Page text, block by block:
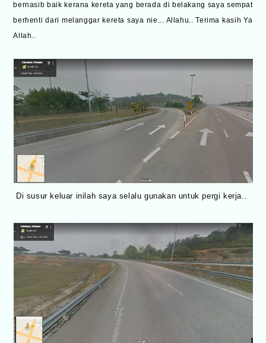
bernasib baik kerana kereta yang berada di belakang saya sempat
berhenti dari melanggar kereta saya nie... Allahu.. Terima kasih Ya
Allah..
Di susur keluar inilah saya selalu gunakan untuk pergi kerja..